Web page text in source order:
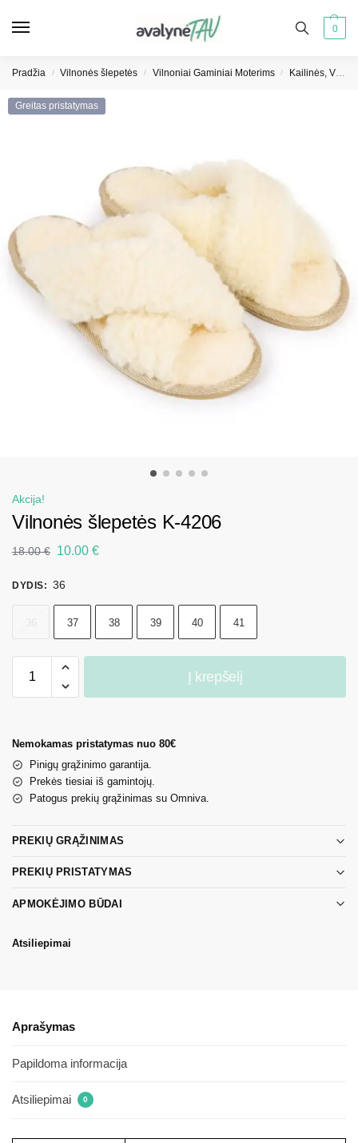
0
Pradžia / Vilnonės šlepetės / Vilnoniai Gaminiai Moterims / Kailinės, Vilnonės šlepetės
Greitas pristatymas
Akcija!
Vilnonės šlepetės K-4206
18.00€ 10.00 €
DYDIS: 36
37 38 39 40 41
Į krepšelį
Nemokamas pristatymas nuo 80€
Pinigų grąžinimo garantija.
Prekės tiesiai iš gamintojų.
Patogus prekių grąžinimas su Omniva.
PREKIŲ GRĄŽINIMAS
PREKIŲ PRISTATYMAS
APMOKĖJIMO BŪDAI
Atsiliepimai
Aprašymas
Papildoma informacija
Atsiliepimai 0